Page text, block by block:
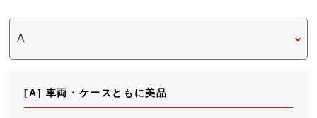
[A] 車両・ケースともに美品